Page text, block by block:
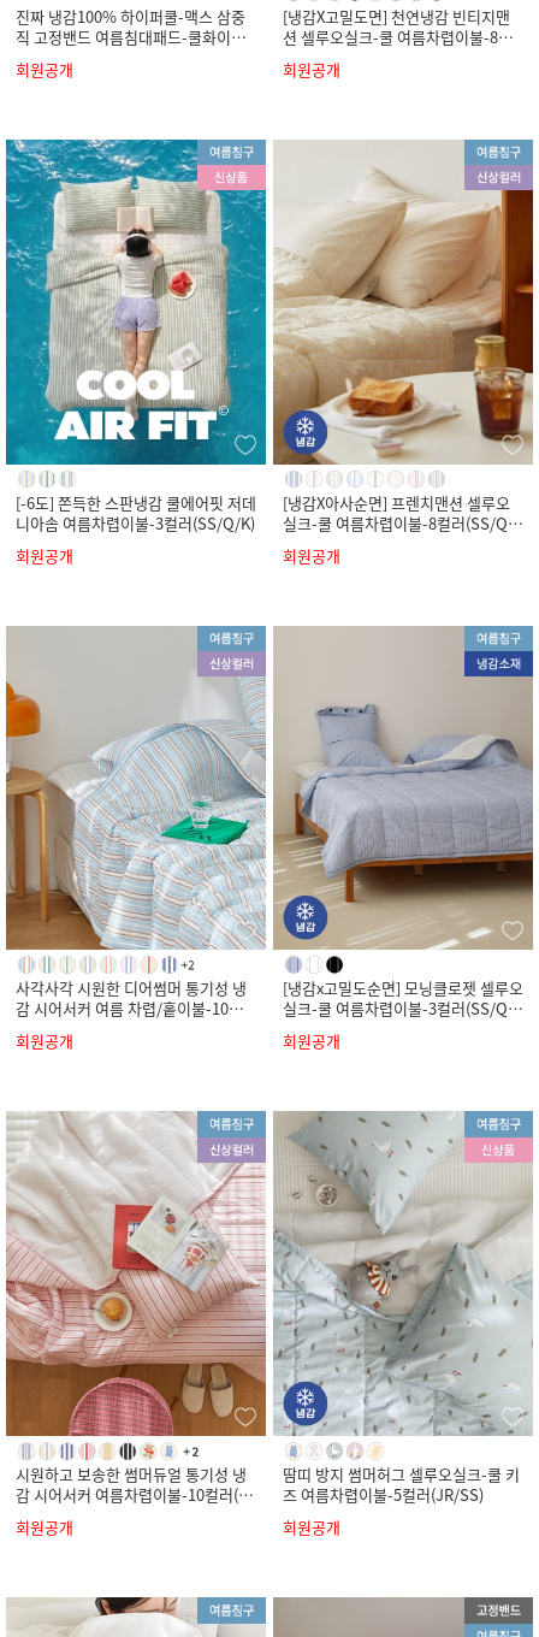
진짜 냉감100% 하이퍼쿨-맥스 삼중
직 고정밴드 여름침대패드-쿨화이트
회원공개
[냉감X고밀도면] 천연냉감 빈티지맨
션 셀루오실크-쿨 여름차렵이불-8컬
회원공개
[-6도] 쫀득한 스판냉감 쿨에어핏 저데
니아솜 여름차렵이불-3컬러(SS/Q/K)
회원공개
[냉감X아사순면] 프렌치맨션 셀루오
실크-쿨 여름차렵이불-8컬러(SS/Q/
회원공개
사각사각 시원한 디어썸머 통기성 냉
감 시어서커 여름 차렵/홑이불-10컬
러(SS/Q/K)
회원공개
[냉감x고밀도순면] 모닝클로젯 셀루오
실크-쿨 여름차렵이불-3컬러(SS/Q/
K)
회원공개
시원하고 보송한 썸머듀얼 통기성 냉
감 시어서커 여름차렵이불-10컬러(S
S/Q/K)
회원공개
땀띠 방지 썸머허그 셀루오실크-쿨 키
즈 여름차렵이불-5컬러(JR/SS)
회원공개